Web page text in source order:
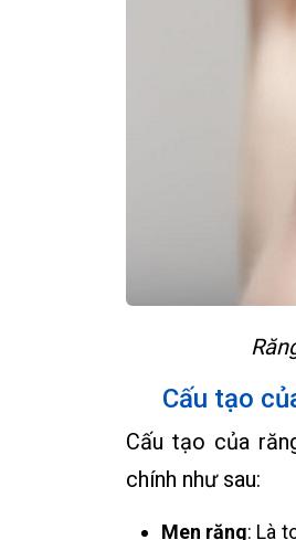
Cấu tạo
Cấu tạo của
chính như sau:
Men răng: Là